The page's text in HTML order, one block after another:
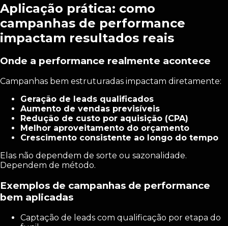
Aplicação prática: como
campanhas de performance
impactam resultados reais
Onde a performance realmente acontece
Campanhas bem estruturadas impactam diretamente:
Geração de leads qualificados
Aumento de vendas previsíveis
Redução de custo por aquisição (CPA)
Melhor aproveitamento do orçamento
Crescimento consistente ao longo do tempo
Elas não dependem de sorte ou sazonalidade.
Dependem de método.
Exemplos de campanhas de performance
bem aplicadas
Captação de leads com qualificação por etapa do